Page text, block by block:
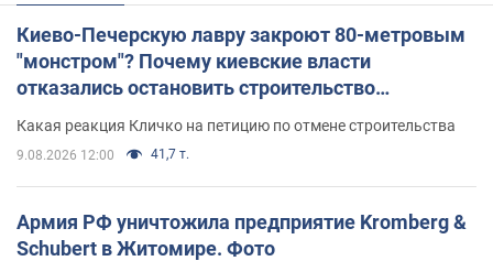
Киево-Печерскую лавру закроют 80-метровым
"монстром"? Почему киевские власти
отказались остановить строительство
Какая реакция Кличко на петицию по отмене строительства
9.08.2026 12:00 41,7 т.
Армия РФ уничтожила предприятие Kromberg &
Schubert в Житомире. Фото